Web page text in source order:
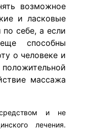
возможное
и ласковые
себе, а если
способны
о человеке и
массажа
и не
лечения.